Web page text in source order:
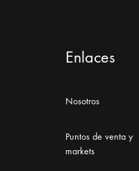
Enlaces
Nosotros
Puntos de venta y
markets